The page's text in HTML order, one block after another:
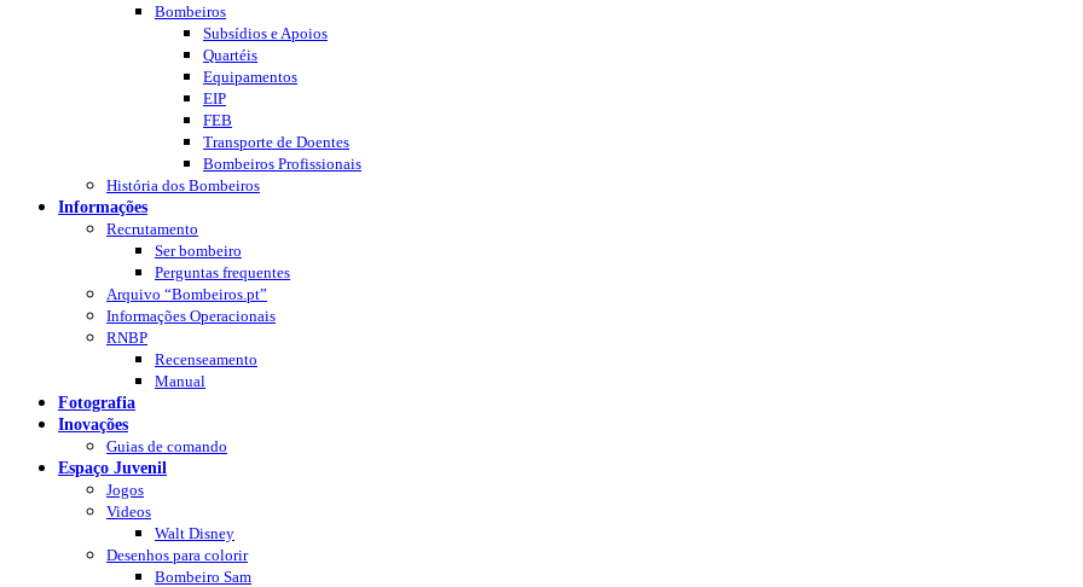
Bombeiros
Subsídios e Apoios
Quartéis
Equipamentos
EIP
FEB
Transporte de Doentes
Bombeiros Profissionais
História dos Bombeiros
Informações
Recrutamento
Ser bombeiro
Perguntas frequentes
Arquivo “Bombeiros.pt”
Informações Operacionais
RNBP
Recenseamento
Manual
Fotografia
Inovações
Guias de comando
Espaço Juvenil
Jogos
Videos
Walt Disney
Desenhos para colorir
Bombeiro Sam